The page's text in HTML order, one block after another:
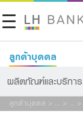
ลูกค้าบุคคล
ผลิตภัณฑ์และบริการ
เกี่ยวกับเรา
ลูกค้าบุคคล > > >